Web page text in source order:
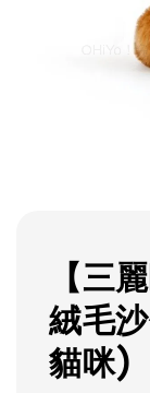
【三
絨毛
貓咪)